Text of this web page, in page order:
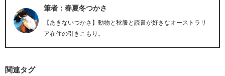
筆者：春夏冬つかさ
【あきないつかさ】動物と秋服と読書が好きなオーストラリ
ア在住の引きこもり。
関連タグ